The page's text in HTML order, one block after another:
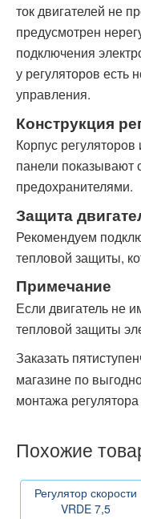
ток двигателей не
предусмотрен
подключения
у регуляторов есть
управления.
Конструкция
Корпус
панели показывают
предохранителями.
Защита
Рекомендуем
тепловой защиты,
Примечание
Если двигатель не
тепловой защиты
Заказать
магазине по
монтажа
Похожие
Регулятор скорости
VRDE 7,5